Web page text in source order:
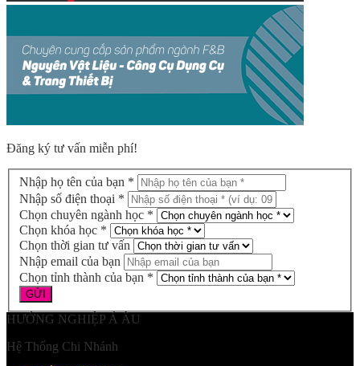
Đăng ký tư vấn miễn phí!
Nhập họ tên của bạn *
Nhập số điện thoại *
Chọn chuyên ngành học *
Chọn khóa học *
Chọn thời gian tư vấn
Nhập email của bạn
Chọn tỉnh thành của bạn *
HƯỚNG NGHIỆP Á ÂU
Hệ Thống Chi Nhánh